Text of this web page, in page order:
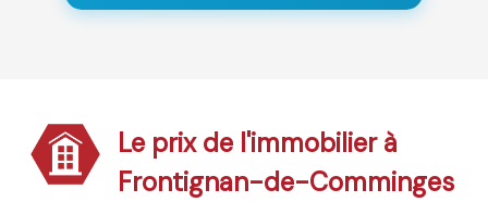
Le prix de l'immobilier à
Frontignan-de-Comminges